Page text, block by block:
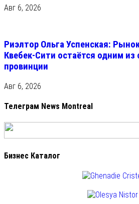
Авг 6, 2026
Риэлтор Ольга Успенская:
Квебек-Сити остаётся одним
провинции
Авг 6, 2026
Телеграм News Montreal
Бизнес Каталог